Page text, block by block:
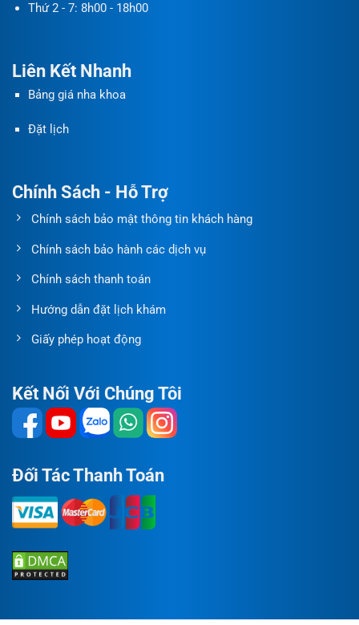
Thứ 2 - 7: 8h00 - 18h00
Liên Kết Nhanh
Bảng giá nha khoa
Đặt lịch
Chính Sách - Hỗ Trợ
Chính sách bảo mật thông tin khách hàng
Chính sách bảo hành các dịch vụ
Chính sách thanh toán
Hướng dẫn đặt lịch khám
Giấy phép hoạt động
Kết Nối Với Chúng Tôi
Đối Tác Thanh Toán